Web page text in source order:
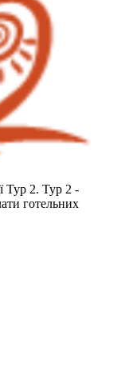
Тур 2. Тур 2 -
готельних